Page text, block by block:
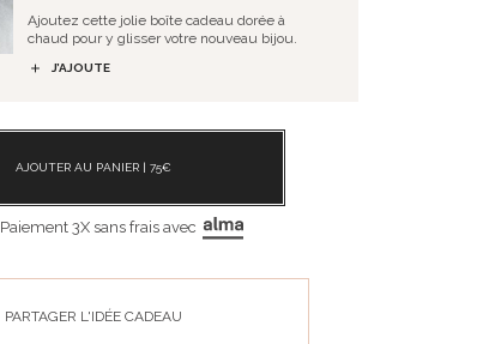
Ajoutez cette jolie boîte cadeau dorée à
chaud pour y glisser votre nouveau bijou.
J’AJOUTE
AJOUTER AU PANIER |75€
Paiement 3X sans frais avec
PARTAGER L'IDÉE CADEAU